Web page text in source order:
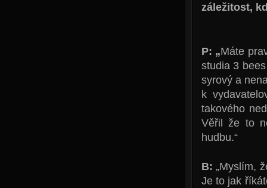
záležitost,
P: „Máte
studia 3
syrový a
k
takového
Věřil že to
hudbu.“
B:„Myslím,
Je to jak